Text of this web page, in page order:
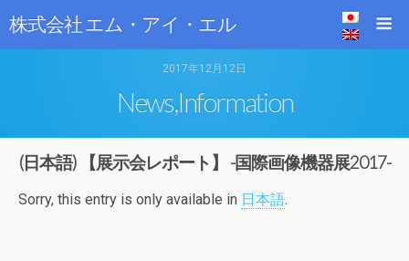
株式会社 エム・アイ・エル
2017年12月12日
News,Information
(日本語) 【展示会レポート】 -国際画像機器展2017-
Sorry, this entry is only available in 日本語.